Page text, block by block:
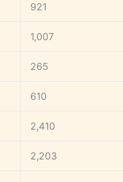
921
1,007
265
610
2,410
2,203